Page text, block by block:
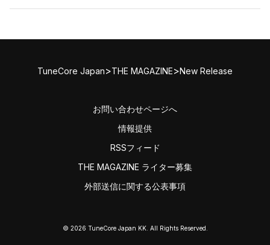
TuneCore Japan>THE MAGAZINE>New Release
お問い合わせページへ
情報提供
RSSフィード
THE MAGAZINE ライター募集
外部送信に関する公表事項
© 2026 TuneCore Japan KK. All Rights Reserved.